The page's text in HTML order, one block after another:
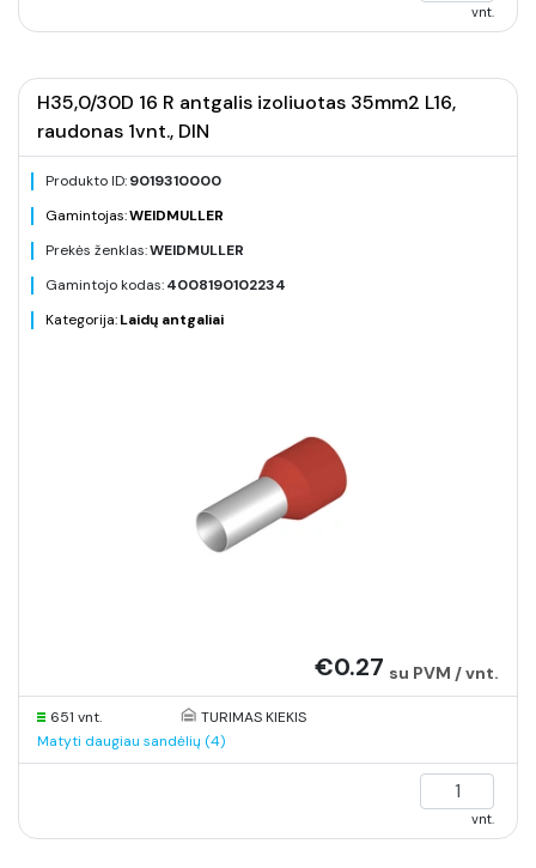
vnt.
H35,0/30D 16 R antgalis izoliuotas 35mm2 L16,
raudonas 1vnt., DIN
Produkto ID:9019310000
Gamintojas:WEIDMULLER
Prekės ženklas:WEIDMULLER
Gamintojo kodas:4008190102234
Kategorija:Laidų antgaliai
€0.27 su PVM / vnt.
651 vnt.
TURIMAS KIEKIS
Matyti daugiau sandėlių (4)
vnt.